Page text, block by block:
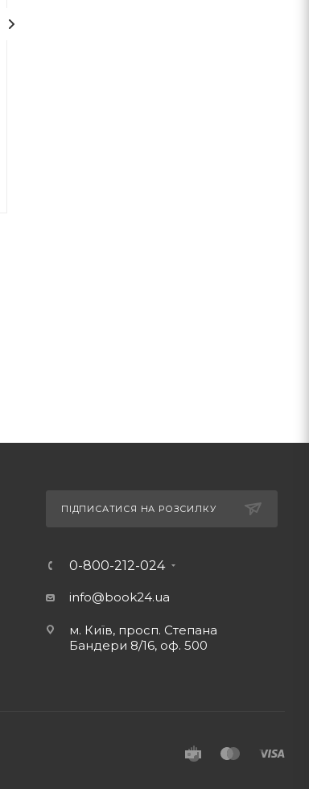
ПІДПИСАТИСЯ НА РОЗСИЛКУ
0-800-212-024
info@book24.ua
м. Київ, просп. Степана
Бандери 8/16, оф. 500